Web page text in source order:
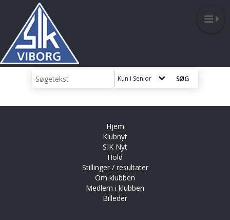
Kun i Senior
Hjem
Klubnyt
SIK Nyt
Hold
Stillinger / resultater
Om klubben
Medlem i klubben
Billeder